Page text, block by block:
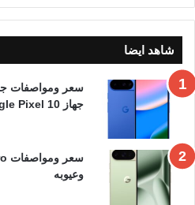
شاهد ايضا
جهاز Google Pixel 10
وعيوبه